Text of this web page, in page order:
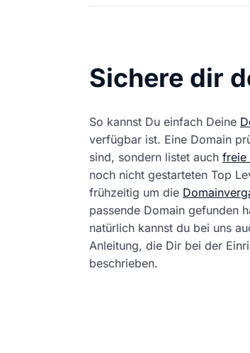
Sichere dir
So kannst Du einfach Deine
verfügbar ist. Eine Domain
sind, sondern listet auch freie
noch nicht gestarteten Top
frühzeitig um die
passende Domain gefunden
natürlich kannst du bei uns
Anleitung, die Dir bei der
beschrieben.